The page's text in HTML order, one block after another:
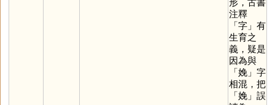
注釋
「字」有
生育之
義，疑是
因為與
「娩」字
相混，把
「娩」誤